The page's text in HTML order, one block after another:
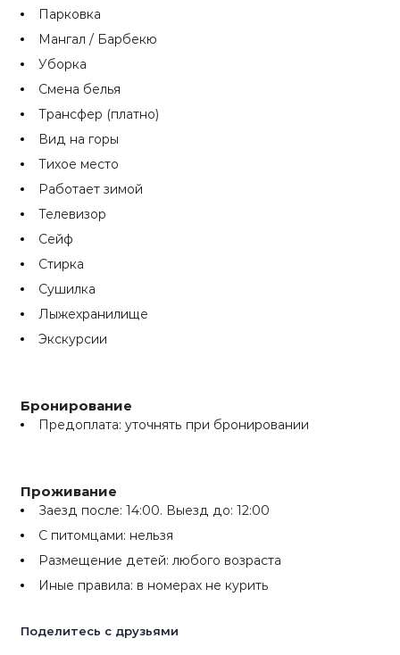
Парковка
Мангал / Барбекю
Уборка
Смена белья
Трансфер (платно)
Вид на горы
Тихое место
Работает зимой
Телевизор
Сейф
Стирка
Сушилка
Лыжехранилище
Экскурсии
Бронирование
Предоплата: уточнять при бронировании
Проживание
Заезд после: 14:00. Выезд до: 12:00
С питомцами: нельзя
Размещение детей: любого возраста
Иные правила: в номерах не курить
Поделитесь с друзьями